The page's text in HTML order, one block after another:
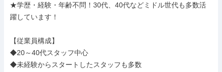
★学歴・経験・年齢不問！30代、40代などミドル世代も多数活
躍しています！
【従業員構成】
◆20～40代スタッフ中心
◆未経験からスタートしたスタッフも多数